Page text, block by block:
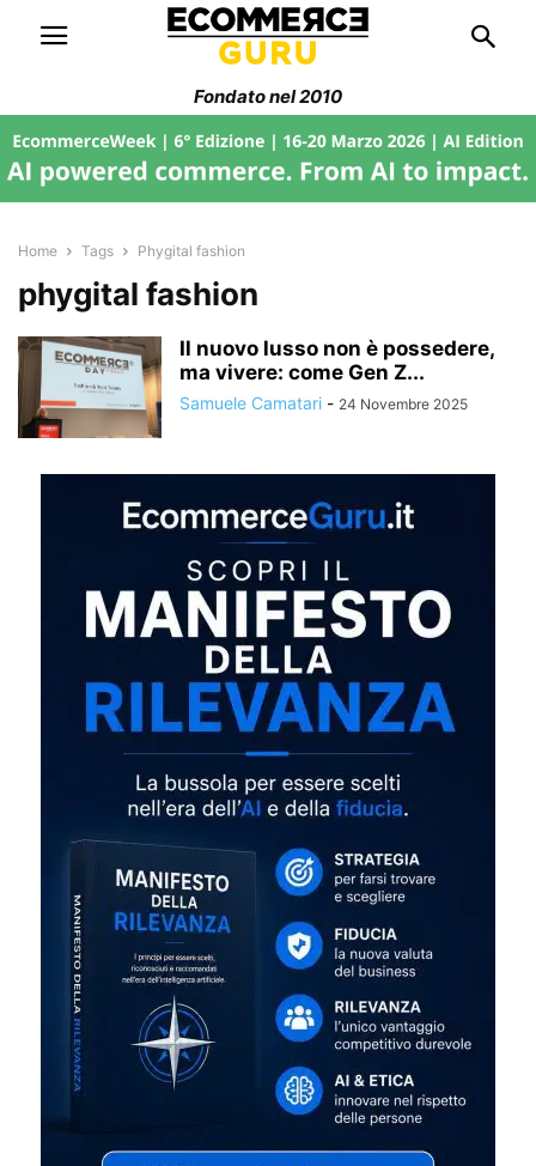
Fondato nel 2010
Home Tags Phygital fashion
phygital fashion
Il nuovo lusso non è possedere,
ma vivere: come Gen Z...
Samuele Camatari - 24 Novembre 2025